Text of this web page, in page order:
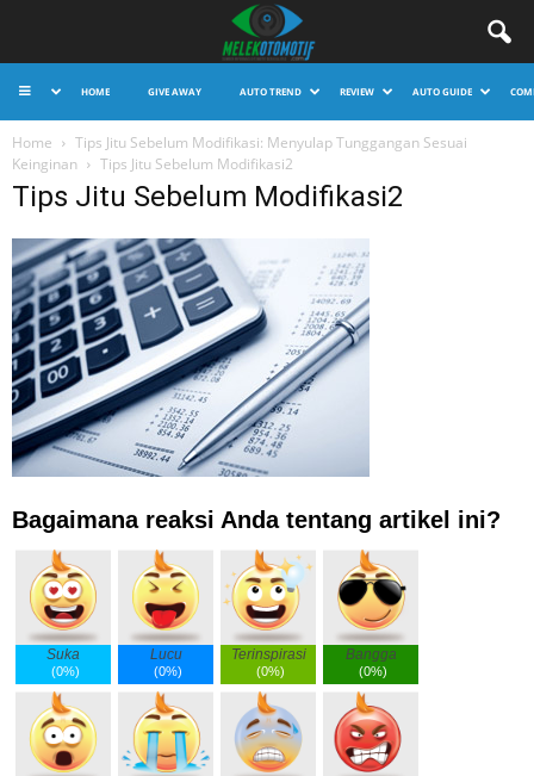
HOME GIVE AWAY AUTO TREND REVIEW AUTO GUIDE
Home
Tips Jitu Sebelum Modifikasi: Menyulap Tunggangan Sesuai
Keinginan
Tips Jitu Sebelum Modifikasi2
Tips Jitu Sebelum Modifikasi2
Bagaimana reaksi Anda tentang artikel ini?
Suka
(0%)
Lucu
(0%)
Terinspirasi
(0%)
Bangga
(0%)